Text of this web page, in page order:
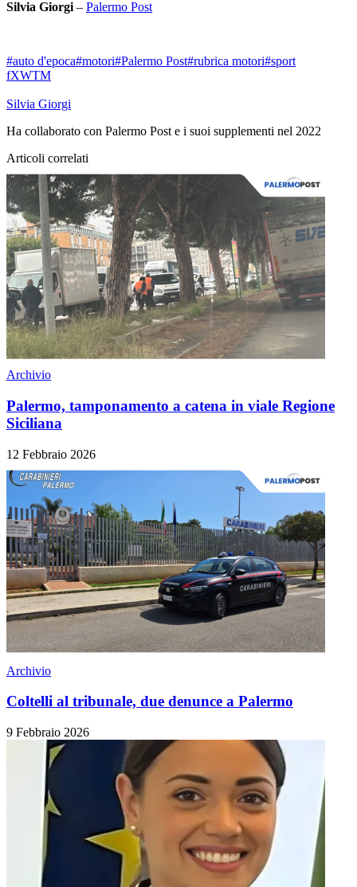
Silvia Giorgi – Palermo Post
#auto d'epoca#motori#Palermo Post#rubrica motori#sport
fXWTM
Silvia Giorgi
Ha collaborato con Palermo Post e i suoi supplementi nel 2022
Articoli correlati
Archivio
Palermo, tamponamento a catena in viale Regione
Siciliana
12 Febbraio 2026
Archivio
Coltelli al tribunale, due denunce a Palermo
9 Febbraio 2026